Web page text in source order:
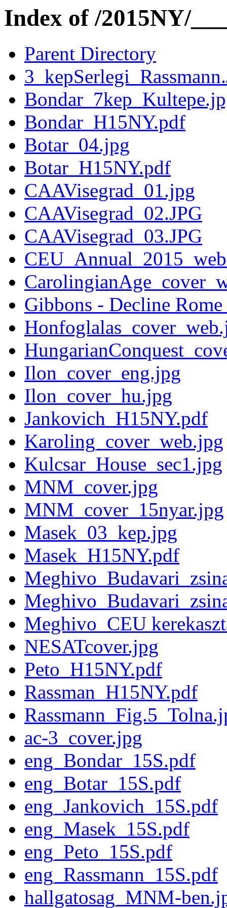
Index of /2015NY/
Parent Directory
Bondar_H15NY.pdf
Botar_04.jpg
Botar_H15NY.pdf
CAAVisegrad_01.jpg
CAAVisegrad_02.JPG
CAAVisegrad_03.JPG
Gibbons - Decline
Ilon_cover_eng.jpg
Ilon_cover_hu.jpg
Jankovich_H15NY.pdf
Karoling_cover_web.jpg
Kulcsar_House_sec1.jpg
MNM_cover.jpg
MNM_cover_15nyar.jpg
Masek_03_kep.jpg
Masek_H15NY.pdf
Meghivo_CEU
NESATcover.jpg
Peto_H15NY.pdf
Rassman_H15NY.pdf
ac-3_cover.jpg
eng_Bondar_15S.pdf
eng_Botar_15S.pdf
eng_Jankovich_15S.pdf
eng_Masek_15S.pdf
eng_Peto_15S.pdf
eng_Rassmann_15S.pdf
hallgatosag_MNM-